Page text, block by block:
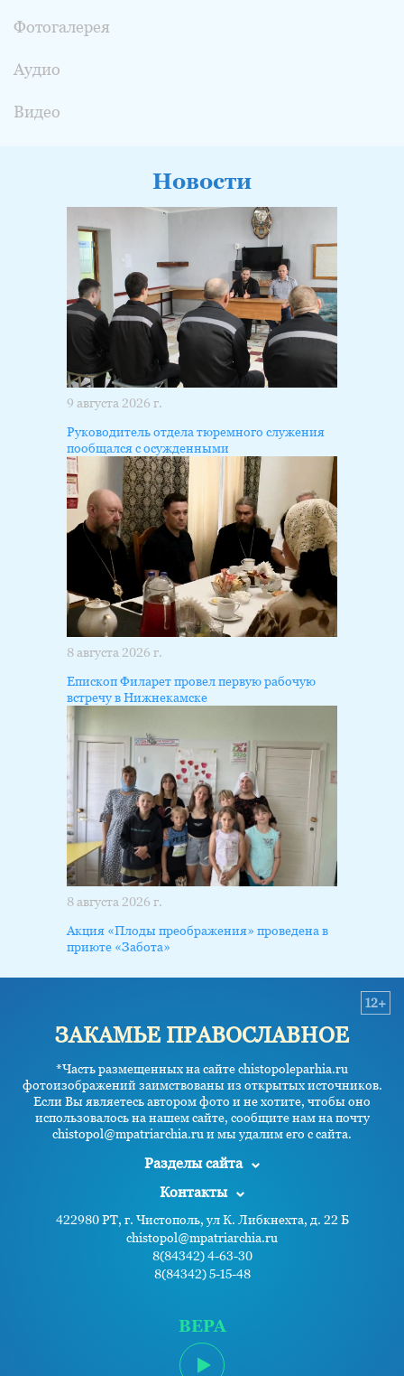
Фотогалерея
Аудио
Видео
Новости
9 августа 2026 г.
Руководитель отдела тюремного служения
пообщался с осужденными
8 августа 2026 г.
Епископ Филарет провел первую рабочую
встречу в Нижнекамске
8 августа 2026 г.
Акция «Плоды преображения» проведена в
приюте «Забота»
ЗАКАМЬЕ ПРАВОСЛАВНОЕ
*Часть размещенных на сайте chistopoleparhia.ru
фотоизображений заимствованы из открытых источников.
Если Вы являетесь автором фото и не хотите, чтобы оно
использовалось на нашем сайте, сообщите нам на почту
chistopol@mpatriarchia.ru и мы удалим его с сайта.
12+
Разделы сайта
Контакты
422980 РТ, г. Чистополь, ул К. Либкнехта, д. 22 Б
chistopol@mpatriarchia.ru
8(84342) 4-63-30
8(84342) 5-15-48
ВЕРА